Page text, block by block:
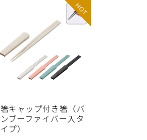
HOT
箸キャップ付き箸（バ
ンブーファイバー入タ
イプ）